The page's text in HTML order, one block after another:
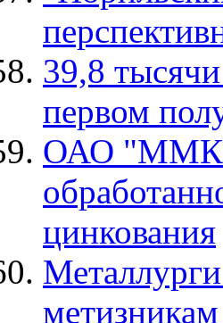
39,8
первом
ОАО "ММК"
цинкования